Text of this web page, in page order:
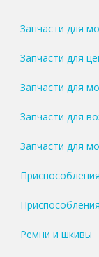
Запчасти для
Запчасти для
Запчасти для
Запчасти для
Запчасти для
Ремни и шкивы